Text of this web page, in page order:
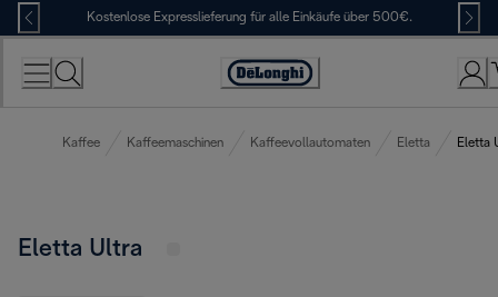
Skip
to
Content
Kostenlose Expresslieferung für alle Einkäufe über 500€.
Erklärung
Zugänglichkeit
Kaffee Kaffeemaschinen Kaffeevollautomaten Eletta Eletta
Eletta Ultra